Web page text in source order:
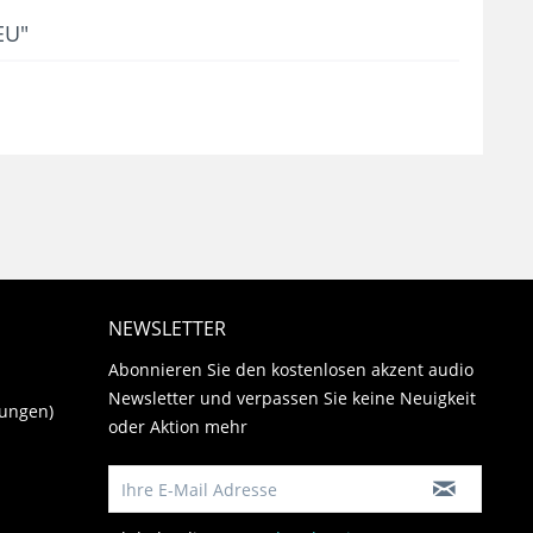
NEWSLETTER
Abonnieren Sie den kostenlosen akzent audio
Newsletter und verpassen Sie keine Neuigkeit
oder Aktion mehr